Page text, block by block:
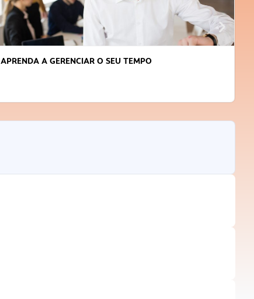
APRENDA A GERENCIAR O SEU TEMPO